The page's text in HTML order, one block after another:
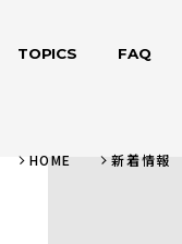
TOPICS FAQ
HOME 新着情報